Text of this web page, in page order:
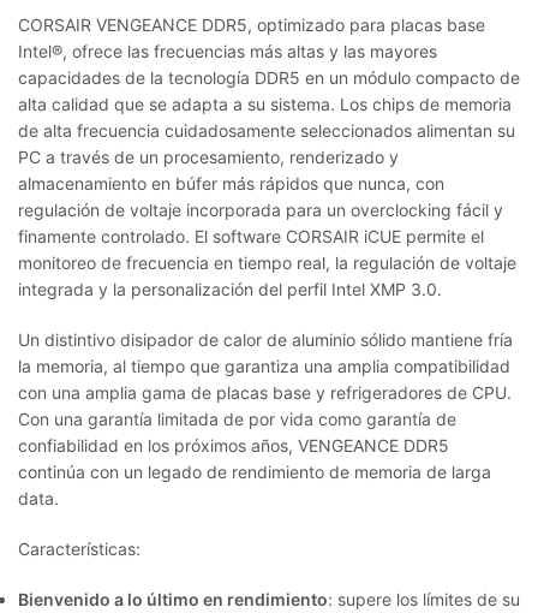
CORSAIR VENGEANCE DDR5, optimizado para placas base
Intel®, ofrece las frecuencias más altas y las mayores
capacidades de la tecnología DDR5 en un módulo compacto de
alta calidad que se adapta a su sistema. Los chips de memoria
de alta frecuencia cuidadosamente seleccionados alimentan su
PC a través de un procesamiento, renderizado y
almacenamiento en búfer más rápidos que nunca, con
regulación de voltaje incorporada para un overclocking fácil y
finamente controlado. El software CORSAIR iCUE permite el
monitoreo de frecuencia en tiempo real, la regulación de voltaje
integrada y la personalización del perfil Intel XMP 3.0.
Un distintivo disipador de calor de aluminio sólido mantiene fría
la memoria, al tiempo que garantiza una amplia compatibilidad
con una amplia gama de placas base y refrigeradores de CPU.
Con una garantía limitada de por vida como garantía de
confiabilidad en los próximos años, VENGEANCE DDR5
continúa con un legado de rendimiento de memoria de larga
data.
Características:
Bienvenido a lo último en rendimiento: supere los límites de su